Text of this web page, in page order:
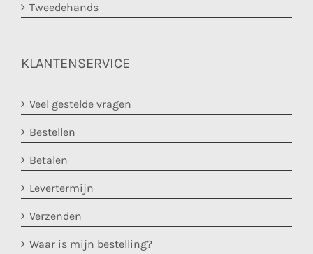
Tweedehands
KLANTENSERVICE
Veel gestelde vragen
Bestellen
Betalen
Levertermijn
Verzenden
Waar is mijn bestelling?